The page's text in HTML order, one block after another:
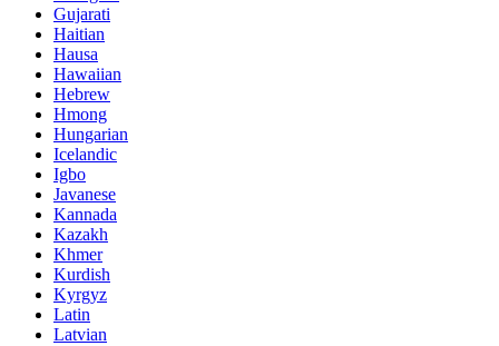
Gujarati
Haitian
Hausa
Hawaiian
Hebrew
Hmong
Hungarian
Icelandic
Igbo
Javanese
Kannada
Kazakh
Khmer
Kurdish
Kyrgyz
Latin
Latvian